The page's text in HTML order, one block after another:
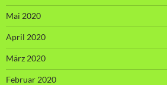
Mai 2020
April 2020
März 2020
Februar 2020